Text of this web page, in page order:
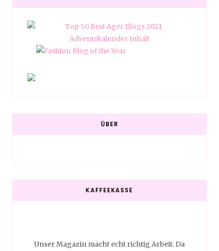
ÜBER
KAFFEEKASSE
Unser Magazin macht echt richtig Arbeit. Da